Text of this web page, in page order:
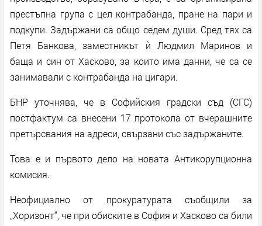
престъпна група с цел контрабанда, пране на пари и
подкупи. Задържани са общо седем души. Сред тях са
Петя Банкова, заместникът ѝ Людмил Маринов и
баща и син от Хасково, за които има данни, че са се
занимавали с контрабанда на цигари.
БНР уточнява, че в Софийския градски съд (СГС)
постфактум са внесени 17 протокола от вчерашните
претърсвания на адреси, свързани със задържаните.
Това е и първото дело на новата Антикорупционна
комисия.
Неофициално от прокуратурата съобщили за
„Хоризонт“, че при обиските в София и Хасково са били